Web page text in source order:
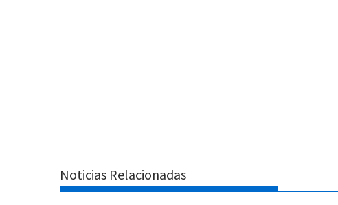
Noticias Relacionadas